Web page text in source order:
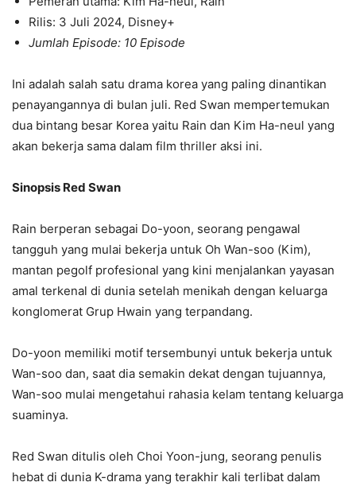
Rilis: 3 Juli 2024, Disney+
Jumlah Episode: 10 Episode
Ini adalah salah satu drama korea yang paling dinantikan
penayangannya di bulan juli. Red Swan mempertemukan
dua bintang besar Korea yaitu Rain dan Kim Ha-neul yang
akan bekerja sama dalam film thriller aksi ini.
Sinopsis Red Swan
Rain berperan sebagai Do-yoon, seorang pengawal
tangguh yang mulai bekerja untuk Oh Wan-soo (Kim),
mantan pegolf profesional yang kini menjalankan yayasan
amal terkenal di dunia setelah menikah dengan keluarga
konglomerat Grup Hwain yang terpandang.
Do-yoon memiliki motif tersembunyi untuk bekerja untuk
Wan-soo dan, saat dia semakin dekat dengan tujuannya,
Wan-soo mulai mengetahui rahasia kelam tentang keluarga
suaminya.
Red Swan ditulis oleh Choi Yoon-jung, seorang penulis
hebat di dunia K-drama yang terakhir kali terlibat dalam